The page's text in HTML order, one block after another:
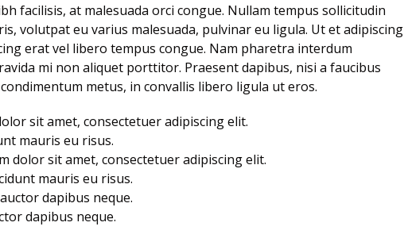
facilisis, at malesuada orci congue. Nullam tempus sollicitudin
volutpat eu varius malesuada, pulvinar eu ligula. Ut et adipiscing
erat vel libero tempus congue. Nam pharetra interdum
mi non aliquet porttitor. Praesent dapibus, nisi a faucibus
metus, in convallis libero ligula ut eros.
sit amet, consectetuer adipiscing elit.
mauris eu risus.
dolor sit amet, consectetuer adipiscing elit.
mauris eu risus.
dapibus neque.
dapibus neque.